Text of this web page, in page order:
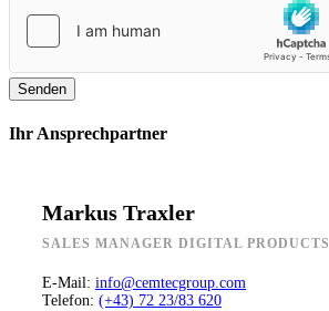
Senden
Ihr Ansprechpartner
Markus Traxler
SALES MANAGER DIGITAL PRODUCTS
E-Mail: info@cemtecgroup.com
Telefon: (+43) 72 23/83 620